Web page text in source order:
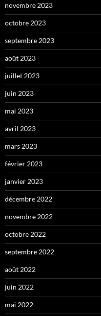
novembre 2023
octobre 2023
septembre 2023
août 2023
juillet 2023
juin 2023
mai 2023
avril 2023
mars 2023
février 2023
janvier 2023
décembre 2022
novembre 2022
octobre 2022
septembre 2022
août 2022
juin 2022
mai 2022